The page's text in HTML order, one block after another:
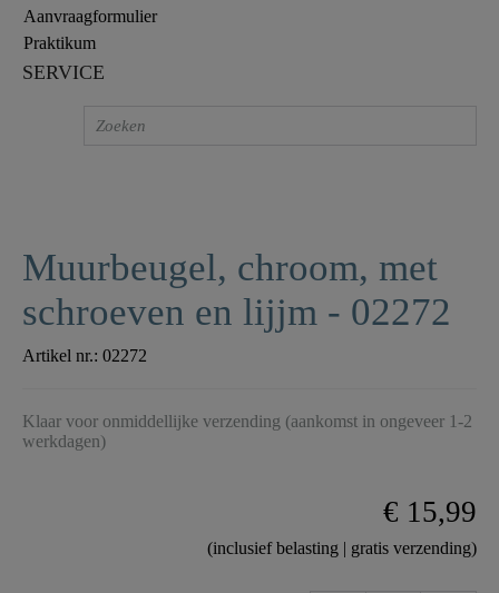
Aanvraagformulier
Praktikum
SERVICE
Muurbeugel, chroom, met
schroeven en lijjm - 02272
Artikel nr.: 02272
Klaar voor onmiddellijke verzending (aankomst in ongeveer 1-2
werkdagen)
€ 15,99
(inclusief belasting | gratis verzending)